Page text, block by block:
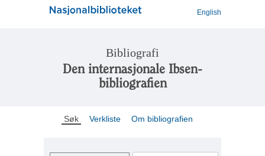
English
Bibliografi
Den internasjonale Ibsen-
bibliografien
Søk Verkliste Om bibliografien